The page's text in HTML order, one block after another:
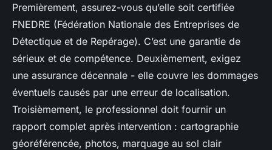
Premièrement, assurez-vous qu’elle soit certifiée
FNEDRE (Fédération Nationale des Entreprises de
Détectique et de Repérage). C’est une garantie de
sérieux et de compétence. Deuxièmement, exigez
une assurance décennale - elle couvre les dommages
éventuels causés par une erreur de localisation.
Troisièmement, le professionnel doit fournir un
rapport complet après intervention : cartographie
géoréférencée, photos, marquage au sol clair